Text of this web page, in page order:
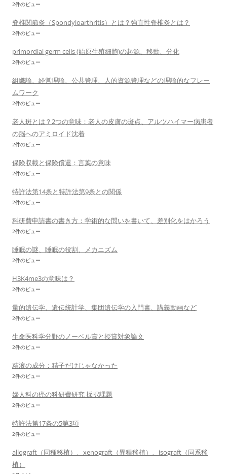
2件のビュー
脊椎関節炎（Spondyloarthritis）とは？強直性脊椎炎とは？
2件のビュー
primordial germ cells (始原生殖細胞)の起源、移動、分化
2件のビュー
組織論、経営理論、公共管理、人的資源管理などの理論的なフレー
ムワーク
2件のビュー
老人斑とは？2つの意味：老人の皮膚の斑点、アルツハイマー病患者
の脳へのアミロイド沈着
2件のビュー
保険収載と保険償還：言葉の意味
2件のビュー
特許法第14条と特許法第9条との関係
2件のビュー
科研費申請書の書き方：学術的な問いを書いて、差別化をはかろう
2件のビュー
睡眠の謎、睡眠の役割、メカニズム
2件のビュー
H3K4me3の意味は？
2件のビュー
量的遺伝学、遺伝統計学、集団遺伝学の入門書、講義動画など
2件のビュー
生命医科学分野のノーベル賞と授賞対象論文
2件のビュー
精液の成分：精子だけじゃなかった
2件のビュー
婦人科の癌の科研費研究 採択課題
2件のビュー
特許法第17条の5第3項
2件のビュー
allograft（同種移植）、xenograft（異種移植）、isograft（同系移
植）